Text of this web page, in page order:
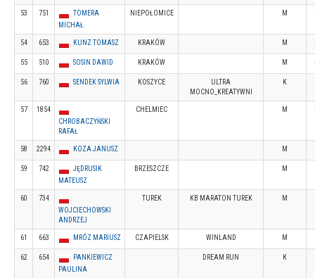
53 751
TOMERA
MICHAŁ
NIEPOŁOMICE M
54 653 KUNZ TOMASZ KRAKÓW M
55 510 SOSIN DAWID KRAKÓW M
56 760 SENDEK SYLWIA KOSZYCE
ULTRA
MOCNO_KREATYWNI
K
57
1854
CHROBACZYŃSKI
RAFAŁ
CHELMIEC M
58 2294 KOZA JANUSZ M
59 742
JĘDRUSIK
MATEUSZ
BRZESZCZE M
60
734
WOJCIECHOWSKI
ANDRZEJ
TUREK KB MARATON TUREK M
61 663 MRÓZ MARIUSZ CZAPIELSK WINLAND M
62 654
PANKIEWICZ
PAULINA
DREAM RUN K